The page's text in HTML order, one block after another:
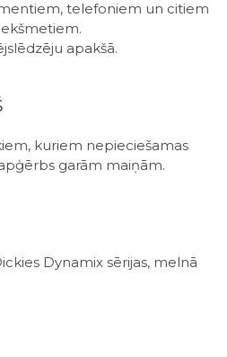
telefoniem un citiem
apakšā.
kuriem nepieciešamas
garām maiņām.
Dynamix sērijas, melnā